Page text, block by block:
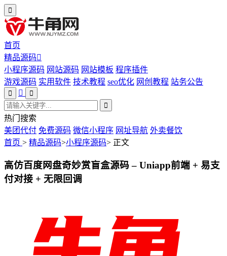
首页
精品源码
小程序源码 网站源码 网站模板 程序插件
游戏源码 实用软件 技术教程 seo优化 网创教程 站务公告
热门搜索
美团代付 免费源码 微信小程序 网址导航 外卖餐饮
首页 > 精品源码>小程序源码> 正文
高仿百度网盘奇妙赏盲盒源码 – Uniapp前端 + 易支
付对接 + 无限回调